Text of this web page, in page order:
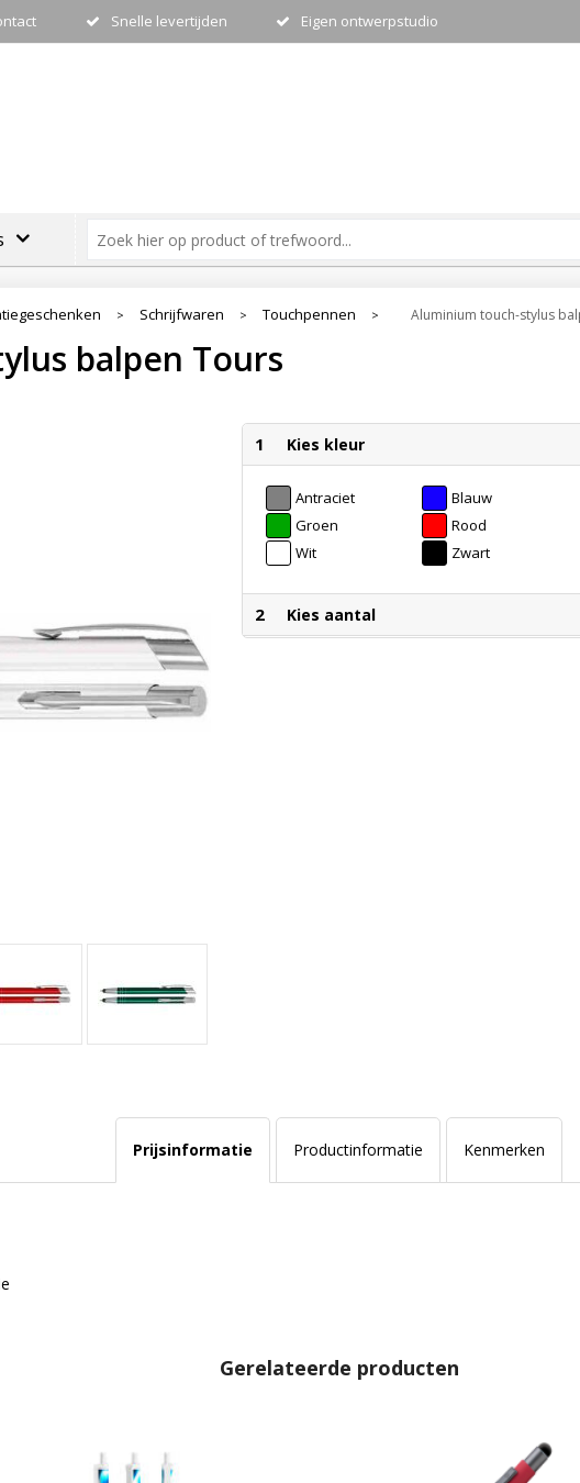
Snelle levertijden Eigen ontwerpstudio
> Schrijfwaren > Touchpennen > Aluminium touch-stylus
balpen Tours
1 Kies kleur
Antraciet
Blauw
Groen
Rood
Wit
Zwart
2 Kies aantal
Prijsinformatie Productinformatie Kenmerken
Gerelateerde producten